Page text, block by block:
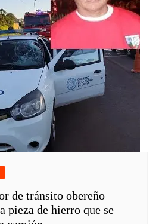
de tránsito obereño
pieza de hierro que se